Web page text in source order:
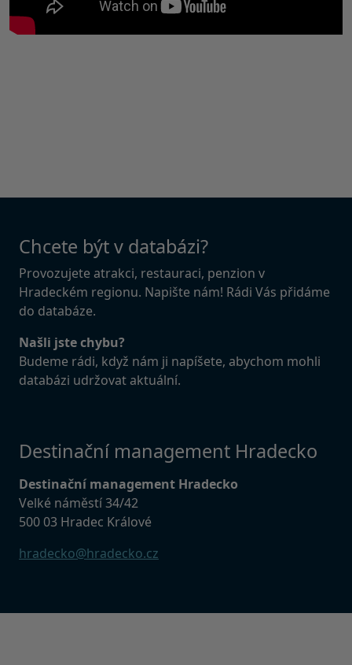
Chcete být v databázi?
Provozujete atrakci, restauraci, penzion v
Hradeckém regionu. Napište nám! Rádi Vás přidáme
do databáze.
Našli jste chybu?
Budeme rádi, když nám ji napíšete, abychom mohli
databázi udržovat aktuální.
Destinační management Hradecko
Destinační management Hradecko
Velké náměstí 34/42
500 03 Hradec Králové
hradecko@hradecko.cz